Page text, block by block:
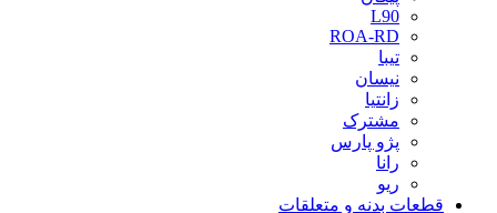
L90
ROA-RD
تیبا
نیسان
زانتیا
مشترک
پژو پارس
رانا
ریو
قطعات بدنه و متعلقات